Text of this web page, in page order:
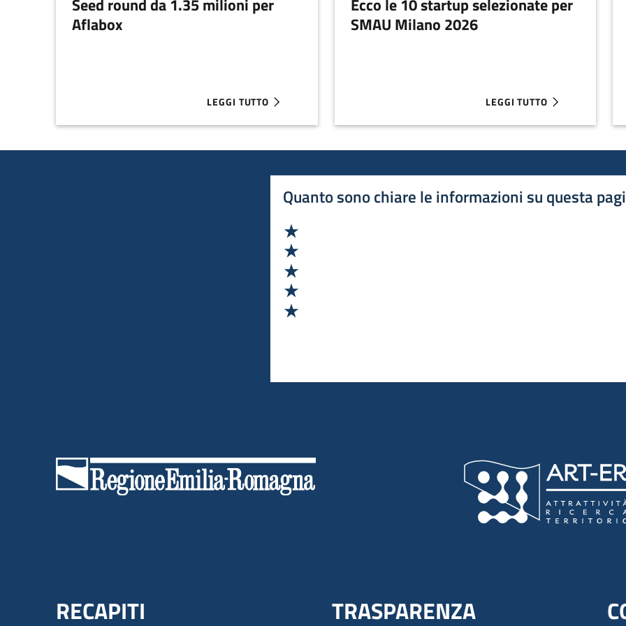
Seed round da 1.35 milioni per
Aflabox
LEGGI TUTTO
ABOUT SEED ROUND DA 1.35 MILIONI PER AFLABOX
Ecco le 10 startup selezionate per
SMAU Milano 2026
LEGGI TUTTO
ABOUT ECCO LE 10
Quanto sono chiare le informazioni su questa
Menu Footer
RECAPITI TRASPARENZA